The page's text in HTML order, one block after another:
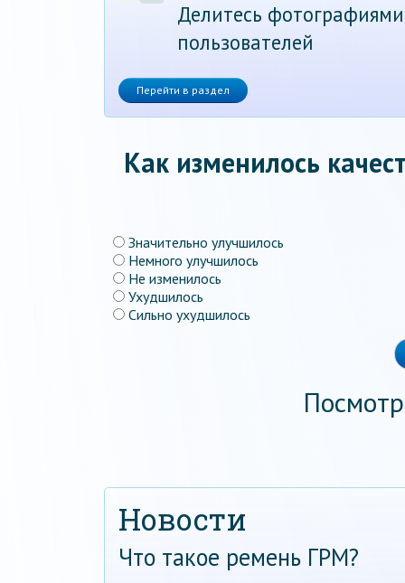
Делитесь
пользователей
Перейти в раздел
Как изменилось
Значительно улучшилось
Немного улучшилось
Не изменилось
Ухудшилось
Сильно ухудшилось
Новости
Что такое ремень ГРМ?